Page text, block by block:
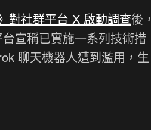
對社群平台 X 啟動調查後，
台宣稱已實施一系列技術措
聊天機器人遭到濫用，生